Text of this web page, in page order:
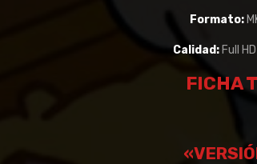
Formato:
Calidad: Full
FICHA